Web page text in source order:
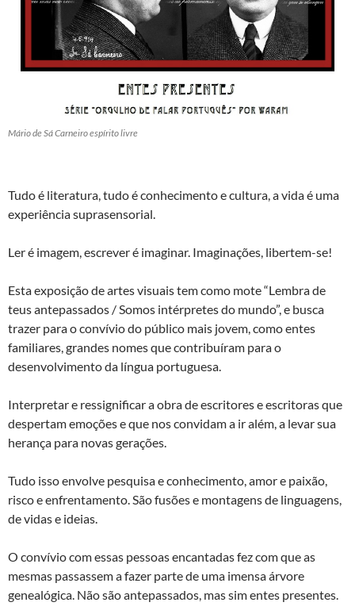
Mário de Sá Carneiro espírito livre
Tudo é literatura, tudo é conhecimento e cultura, a vida é uma
experiência suprasensorial.
Ler é imagem, escrever é imaginar. Imaginações, libertem-se!
Esta exposição de artes visuais tem como mote “Lembra de
teus antepassados / Somos intérpretes do mundo”, e busca
trazer para o convívio do público mais jovem, como entes
familiares, grandes nomes que contribuíram para o
desenvolvimento da língua portuguesa.
Interpretar e ressignificar a obra de escritores e escritoras que
despertam emoções e que nos convidam a ir além, a levar sua
herança para novas gerações.
Tudo isso envolve pesquisa e conhecimento, amor e paixão,
risco e enfrentamento. São fusões e montagens de linguagens,
de vidas e ideias.
O convívio com essas pessoas encantadas fez com que as
mesmas passassem a fazer parte de uma imensa árvore
genealógica. Não são antepassados, mas sim entes presentes.